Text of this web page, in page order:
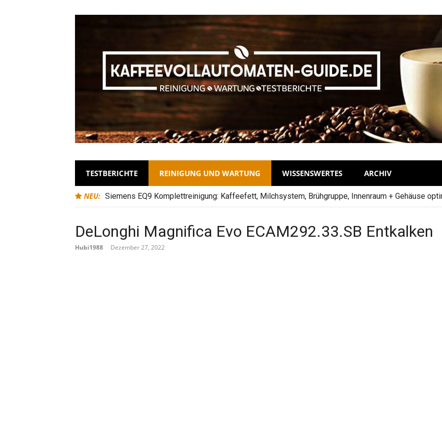
TESTBERICHTE REINIGUNG UND WARTUNG WISSENSWERTES ARCHIV
NEU: Siemens EQ9 Komplettreinigung: Kaffeefett, Milchsystem, Brühgruppe, Innenraum + Gehäuse
Siemens EQ9 s500 plus connect Wasserhärte einstellen, Entkalken vs Calc n Clean: Wie wirkt
DeLonghi Eletta Explore Wasserhärte einstellen + Wasserfilter einsetzen
DeLonghi Magnifica Evo ECAM292.33.SB Entkalken
Hubi1988 Dezember 27, 2022